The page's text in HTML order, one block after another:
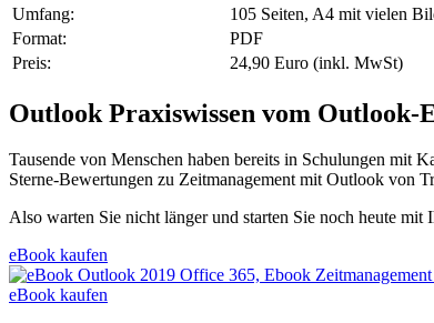
Umfang:
105 Seiten, A4 mit vielen
Format:
PDF
Preis:
24,90 Euro (inkl. MwSt)
Outlook Praxiswissen vom Outlook-
Tausende von Menschen haben bereits in Schulungen mit
Sterne-Bewertungen zu Zeitmanagement mit Outlook von
Also warten Sie nicht länger und starten Sie noch heute
eBook kaufen
eBook kaufen